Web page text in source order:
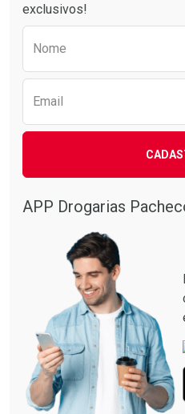
Comprar sem Desconto
Comprar sem Desconto
Por R$ 22,90/cada
exclusivos!
Nome
Email
APP Drogarias